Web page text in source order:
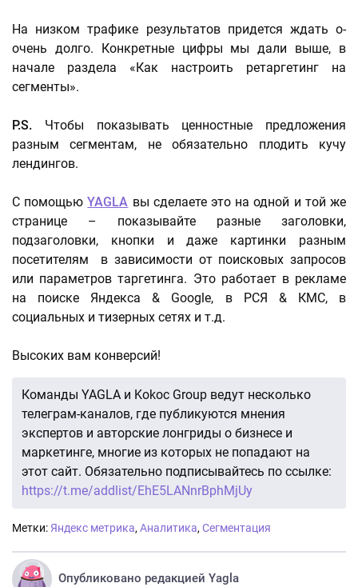
На низком трафике результатов придется ждать о-
очень долго. Конкретные цифры мы дали выше, в
начале раздела «Как настроить ретаргетинг на
сегменты».
P.S. Чтобы показывать ценностные предложения
разным сегментам, не обязательно плодить кучу
лендингов.
С помощьюYAGLA вы сделаете это на одной и той же
странице – показывайте разные заголовки,
подзаголовки, кнопки и даже картинки разным
посетителям в зависимости от поисковых запросов
или параметров таргетинга. Это работает в рекламе
на поиске Яндекса & Google, в РСЯ & КМС, в
социальных и тизерных сетях и т.д.
Высоких вам конверсий!
Команды YAGLA и Kokoc Group ведут несколько
телеграм-каналов, где публикуются мнения
экспертов и авторские лонгриды о бизнесе и
маркетинге, многие из которых не попадают на
этот сайт. Обязательно подписывайтесь по ссылке:
https://t.me/addlist/EhE5LANnrBphMjUy
Метки: Яндекс метрика, Аналитика, Сегментация
Опубликовано редакцией Yagla